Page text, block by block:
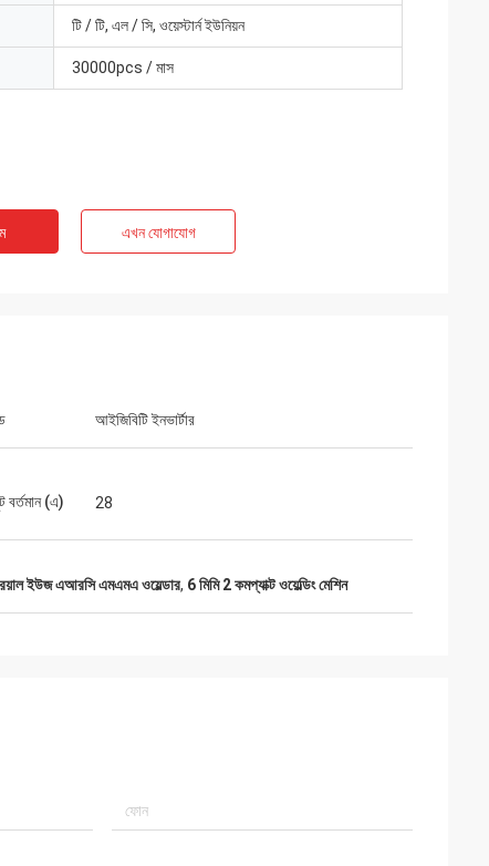
টি / টি, এল / সি, ওয়েস্টার্ন ইউনিয়ন
30000pcs / মাস
এখন যোগাযোগ
আইজিবিটি ইনভার্টার
বর্তমান (এ) 28
ইউজ এআরসি এমএমএ ওয়েল্ডার, 6 মিমি 2 কমপ্যাক্ট ওয়েল্ডিং মেশিন